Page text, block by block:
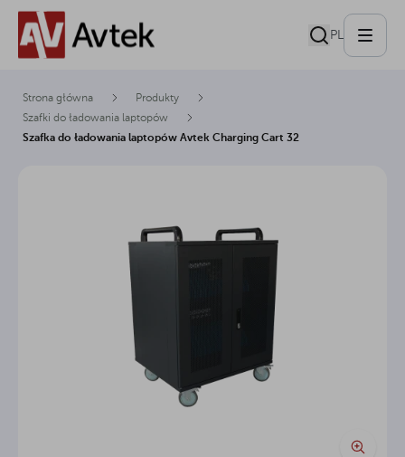
PL
Strona główna
Produkty
Szafki do ładowania laptopów
Szafka do ładowania laptopów Avtek Charging Cart 32